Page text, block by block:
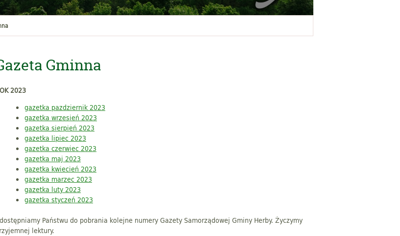
Gminna
2023
gazetka pazdziernik 2023
gazetka wrzesień 2023
gazetka sierpień 2023
gazetka lipiec 2023
gazetka czerwiec 2023
gazetka maj 2023
gazetka kwiecień 2023
gazetka marzec 2023
gazetka luty 2023
gazetka styczeń 2023
Państwu do pobrania kolejne numery Gazety Samorządowej Gminy Herby. Życzymy
lektury.